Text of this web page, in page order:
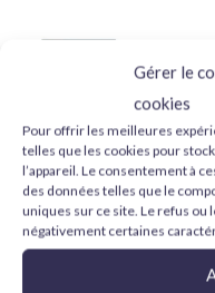
Gérer le
cookies
Pour offrir les meilleures
telles que les cookies pour
l’appareil. Le consentement à
des données telles que le
uniques sur ce site. Le refus
négativement certaines
AMMO Satin Varnish